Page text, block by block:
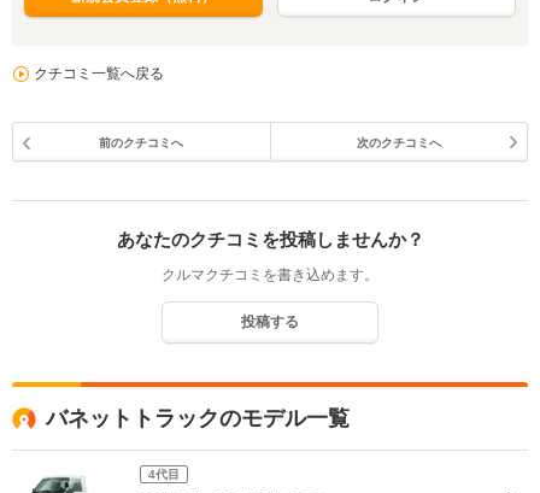
クチコミ一覧へ戻る
前のクチコミへ 次のクチコミへ
あなたのクチコミを投稿しませんか？
クルマクチコミを書き込めます。
投稿する
バネットトラックのモデル一覧
4代目